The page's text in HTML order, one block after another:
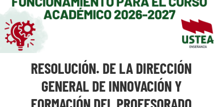
RESOLUCIÓN. DE LA DIRECCIÓN
GENERAL DE INNOVACIÓN Y
FORMACIÓN DEL PROFESORADO